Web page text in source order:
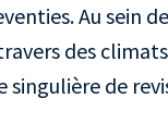
Au sein
des
de